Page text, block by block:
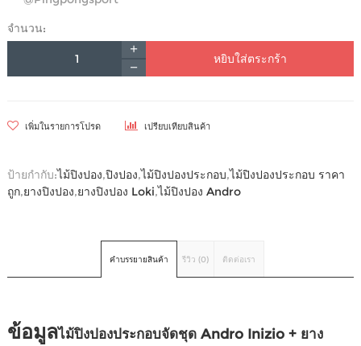
จำนวน:
หยิบใส่ตระกร้า
เพิ่มในรายการโปรด เปรียบเทียบสินค้า
ป้ายกำกับ:ไม้ปิงปอง,ปิงปอง,ไม้ปิงปองประกอบ,ไม้ปิงปองประกอบ ราคา
ถูก,ยางปิงปอง,ยางปิงปอง Loki,ไม้ปิงปอง Andro
คำบรรยายสินค้า รีวิว (0) ติดต่อเรา
ข้อมูลไม้ปิงปองประกอบจัดชุด Andro Inizio + ยาง